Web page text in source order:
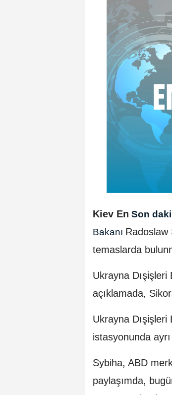
Kiev En Son
Bakanı Radoslaw
temaslarda
Ukrayna Dışişleri
açıklamada,
Ukrayna Dışişleri
istasyonunda ayrı
Sybiha, ABD
paylaşımda,